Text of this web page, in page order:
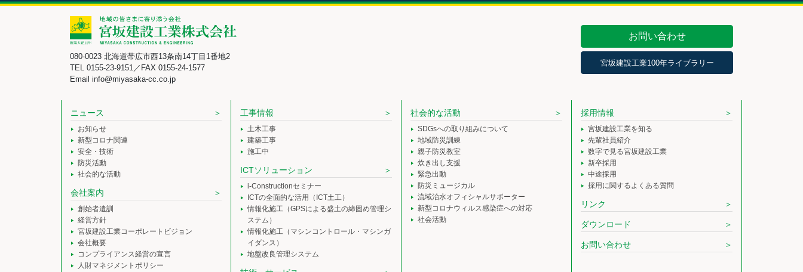
080-0023 北海道帯広市西13条南14丁目1番地2
TEL 0155-23-9151／FAX 0155-24-1577
Email info@miyasaka-cc.co.jp
お問い合わせ
宮坂建設工業100年ライブラリー
ニュース
お知らせ
新型コロナ関連
安全・技術
防災活動
社会的な活動
会社案内
創始者遺訓
経営方針
宮坂建設工業コーポレートビジョン
会社概要
コンプライアンス経営の宣言
人財マネジメントポリシー
工事情報
土木工事
建築工事
施工中
ICTソリューション
i-Constructionセミナー
ICTの全面的な活用（ICT土工）
情報化施工（GPSによる盛土の締固め管理シ
ステム）
情報化施工（マシンコントロール・マシンガ
イダンス）
地盤改良管理システム
社会的な活動
SDGsへの取り組みについて
地域防災訓練
親子防災教室
炊き出し支援
緊急出動
防災ミュージカル
流域治水オフィシャルサポーター
新型コロナウィルス感染症への対応
社会活動
採用情報
宮坂建設工業を知る
先輩社員紹介
数字で見る宮坂建設工業
新卒採用
中途採用
採用に関するよくある質問
リンク
ダウンロード
お問い合わせ